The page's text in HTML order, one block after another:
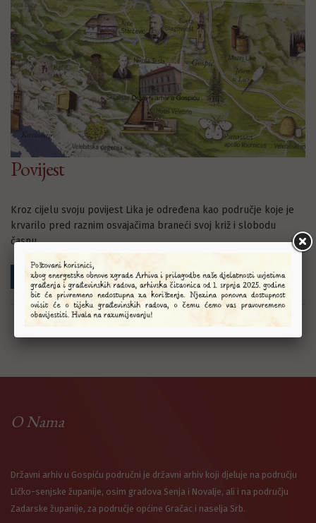
Povijest
Kroz cijelu svoju povijest Lika je određena kao područje koje je
krvarilo pred raznim osvajačima braneći svoj križ i slobodu
časnu....
Saznajte više >>
O Nama
Državni arhiv u Gospiću područni je državni arhiv koji djeluje na području
Ličko-senjske županije, osim gradova Senja i Novalje, ali i na području
Zadarske županije, za područje općine Gračac i naselja Srb.